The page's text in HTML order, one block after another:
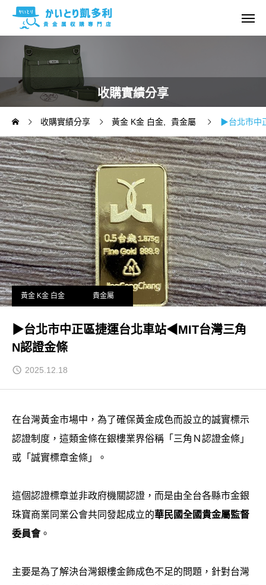
收購實績分享
收購實績分享 黃金 K金 白金 貴金屬 ▶台北市中
黃金 K金 白金 貴金屬
▶台北市中正區捷運台北車站◀MIT台灣三角
N認證金條
2025.12.18
在台灣黃金市場中，為了確保黃金成色而設立的誠實標示
認證制度，這類金條在銀樓業界俗稱「三角Ｎ認證金條」
或「誠實標章金條」。
這個認證標章並非政府機關認證，而是由全台各縣市金銀
珠寶商業同業公會共同發起成立的華民國全國貴金屬監督
委員會。
主要是為了解決台灣銀樓金飾成色不足的問題，針對台灣